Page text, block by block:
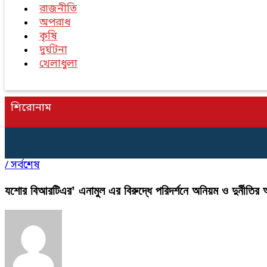
রাজনীতি
অপরাধ
কৃষি
দুর্ঘটনা
খেলাধুলা
শিরোনাম
/সর্বশেষ
যশোর বিআরটিএর’ এনামুল এর বিরুদ্ধে পরিদর্শনে অনিয়ম ও দুর্নীতির